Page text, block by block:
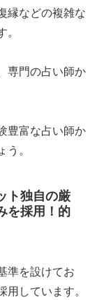
縁などの複雑な
。
専門の占い師か
豊富な占い師か
う。
ト独自の厳
を採用！的
準を設けてお
用しています。